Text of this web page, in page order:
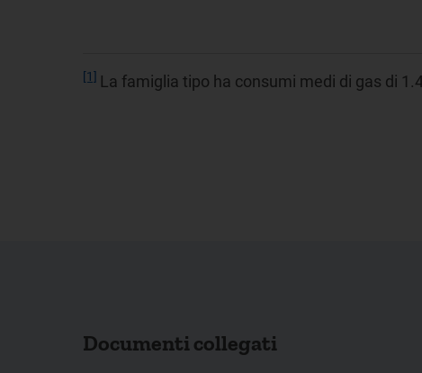
[1] La famiglia tipo ha consumi medi di gas di
Documenti collegati